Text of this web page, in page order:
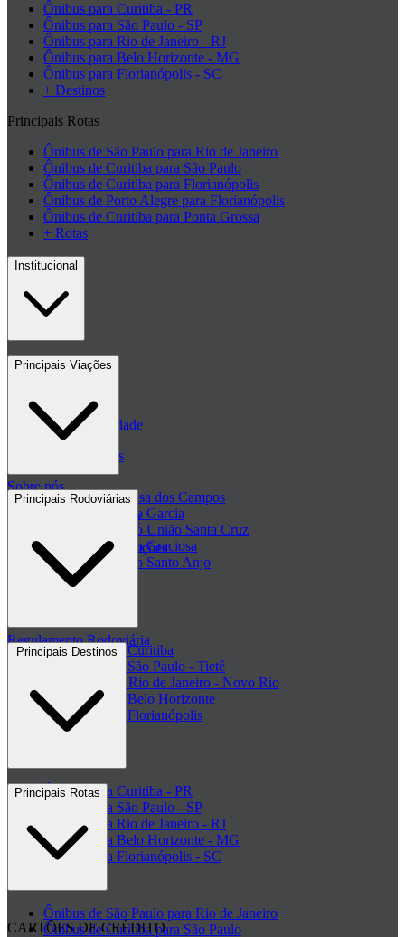
Ônibus para Curitiba - PR
Ônibus para São Paulo - SP
Ônibus para Rio de Janeiro - RJ
Ônibus para Belo Horizonte - MG
Ônibus para Florianópolis - SC
+ Destinos
Principais Rotas
Ônibus de São Paulo para Rio de Janeiro
Ônibus de Curitiba para São Paulo
Ônibus de Curitiba para Florianópolis
Ônibus de Porto Alegre para Florianópolis
Ônibus de Curitiba para Ponta Grossa
+ Rotas
Institucional
Contato
Políticas de Privacidade
Passagens de ônibus
Sobre nós
Central de ajuda - FAQ
Regulamento de Promoções
Clube de ofertas
Regulamento Rodoviária
Principais Viações
Passagem Princesa dos Campos
Passagem Viação Garcia
Passagem Viação União Santa Cruz
Passagem Viação Graciosa
Passagem Viação Santo Anjo
+ Viações
Principais Rodoviárias
Rodoviária de Curitiba
Rodoviária de São Paulo - Tietê
Rodoviária do Rio de Janeiro - Novo Rio
Rodoviária de Belo Horizonte
Rodoviária de Florianópolis
+ Rodoviárias
Ônibus para Curitiba - PR
Ônibus para São Paulo - SP
Ônibus para Rio de Janeiro - RJ
Ônibus para Belo Horizonte - MG
Ônibus para Florianópolis - SC
Principais Rotas
Ônibus de São Paulo para Rio de Janeiro
Ônibus de Curitiba para São Paulo
CARTÕES DE CRÉDITO